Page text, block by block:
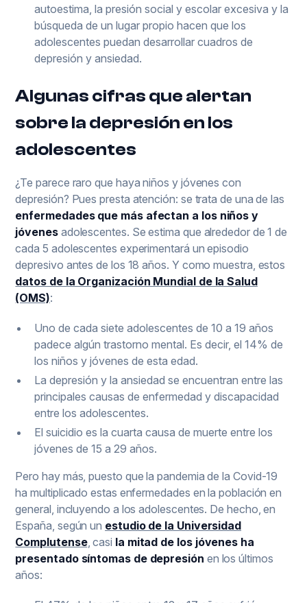
autoestima, la presión social y escolar excesiva y la
búsqueda de un lugar propio hacen que los
adolescentes puedan desarrollar cuadros de
depresión y ansiedad.
Algunas cifras que alertan
sobre la depresión en los
adolescentes
¿Te parece raro que haya niños y jóvenes con
depresión? Pues presta atención: se trata de una de las
enfermedades que más afectan a los niños y
jóvenesadolescentes. Se estima que alrededor de 1 de
cada 5 adolescentes experimentará un episodio
depresivo antes de los 18 años. Y como muestra, estos
datos de la Organización Mundial de la Salud
(OMS):
Uno de cada siete adolescentes de 10 a 19 años
padece algún trastorno mental. Es decir, el 14% de
los niños y jóvenes de esta edad.
La depresión y la ansiedad se encuentran entre las
principales causas de enfermedad y discapacidad
entre los adolescentes.
El suicidio es la cuarta causa de muerte entre los
jóvenes de 15 a 29 años.
Pero hay más, puesto que la pandemia de la Covid-19
ha multiplicado estas enfermedades en la población en
general, incluyendo a los adolescentes. De hecho, en
España, según un estudio de la Universidad
Complutense, casi la mitad de los jóvenes ha
presentado síntomas de depresión en los últimos
años: